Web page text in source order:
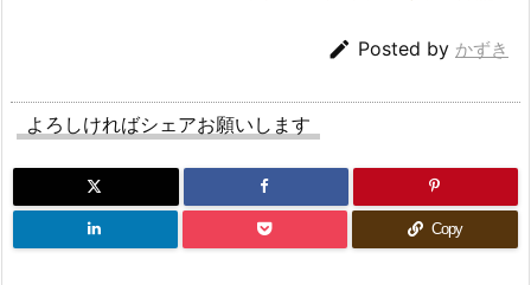
 Posted by かずき
よろしければシェアお願いします
Copy